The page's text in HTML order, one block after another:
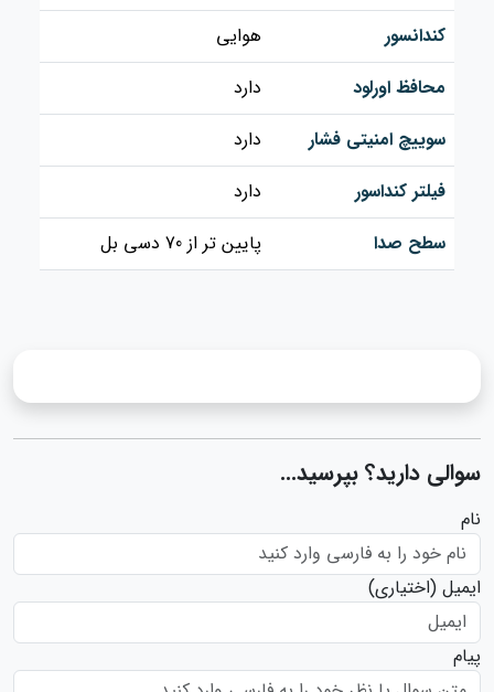
کندانسور
هوایی
محافظ اورلود
دارد
سوییچ امنیتی فشار
دارد
فیلتر کنداسور
دارد
سطح صدا
پایین تر از 70 دسی بل
سوالی دارید؟ بپرسید...
نام
ایمیل (اختیاری)
پیام